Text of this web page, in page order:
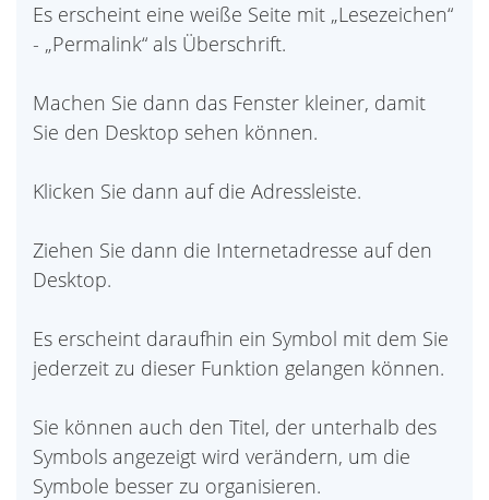
Es erscheint eine weiße Seite mit „Lesezeichen“
- „Permalink“ als Überschrift.
Machen Sie dann das Fenster kleiner, damit
Sie den Desktop sehen können.
Klicken Sie dann auf die Adressleiste.
Ziehen Sie dann die Internetadresse auf den
Desktop.
Es erscheint daraufhin ein Symbol mit dem Sie
jederzeit zu dieser Funktion gelangen können.
Sie können auch den Titel, der unterhalb des
Symbols angezeigt wird verändern, um die
Symbole besser zu organisieren.